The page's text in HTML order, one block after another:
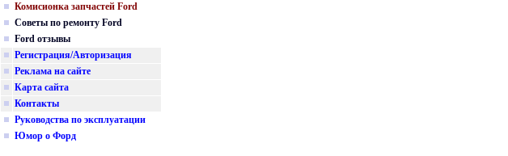
Комисионка запчастей Ford
Советы по ремонту Ford
Ford отзывы
Регистрация/Авторизация
Реклама на сайте
Карта сайта
Контакты
Руководства по эксплуатации
Юмор о Форд